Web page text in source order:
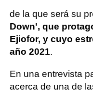
de la que será su
Down', que
Ejiofor, y cuyo
año 2021.
En una entrevista
acerca de una de